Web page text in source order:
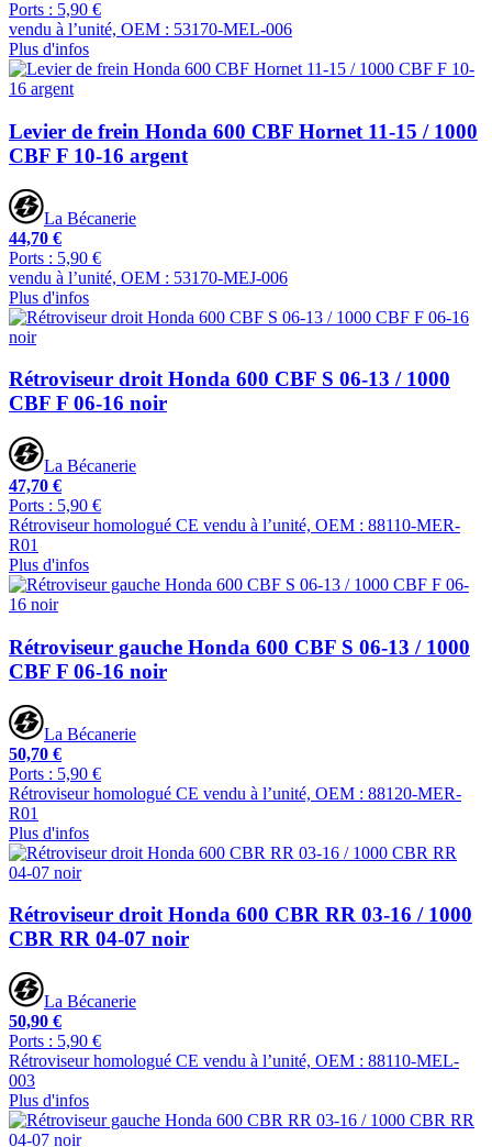
Ports : 5,90 €
vendu à l’unité, OEM : 53170-MEL-006
Plus d'infos
Levier de frein Honda 600 CBF Hornet 11-15 / 1000
CBF F 10-16 argent
La Bécanerie
44,70 €
Ports : 5,90 €
vendu à l’unité, OEM : 53170-MEJ-006
Plus d'infos
Rétroviseur droit Honda 600 CBF S 06-13 / 1000
CBF F 06-16 noir
La Bécanerie
47,70 €
Ports : 5,90 €
Rétroviseur homologué CE vendu à l’unité, OEM : 88110-MER-
R01
Plus d'infos
Rétroviseur gauche Honda 600 CBF S 06-13 / 1000
CBF F 06-16 noir
La Bécanerie
50,70 €
Ports : 5,90 €
Rétroviseur homologué CE vendu à l’unité, OEM : 88120-MER-
R01
Plus d'infos
Rétroviseur droit Honda 600 CBR RR 03-16 / 1000
CBR RR 04-07 noir
La Bécanerie
50,90 €
Ports : 5,90 €
Rétroviseur homologué CE vendu à l’unité, OEM : 88110-MEL-
003
Plus d'infos